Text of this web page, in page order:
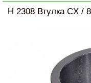
H 2308 Втулка CX /